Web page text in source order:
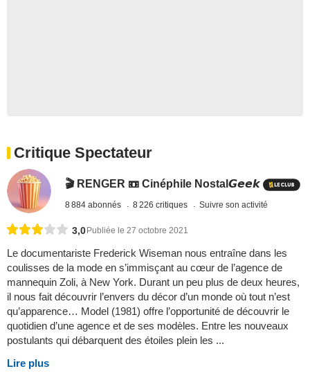
Critique Spectateur
🎬 RENGER 📼 Cinéphile Nostal𝙂𝙚𝙚𝙠
8 884 abonnés 8 226 critiques Suivre son activité
3,0 Publiée le 27 octobre 2021
Le documentariste Frederick Wiseman nous entraîne dans les
coulisses de la mode en s’immisçant au cœur de l’agence de
mannequin Zoli, à New York. Durant un peu plus de deux heures,
il nous fait découvrir l’envers du décor d’un monde où tout n’est
qu’apparence… Model (1981) offre l’opportunité de découvrir le
quotidien d’une agence et de ses modèles. Entre les nouveaux
postulants qui débarquent des étoiles plein les ...
Lire plus